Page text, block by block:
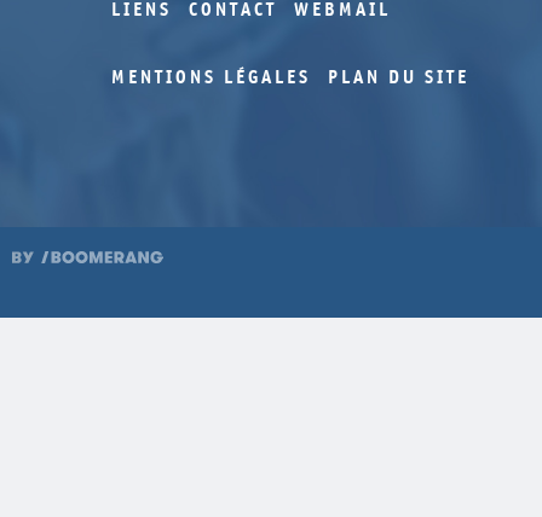
LIENS CONTACT WEBMAIL
MENTIONS LÉGALES PLAN DU SITE